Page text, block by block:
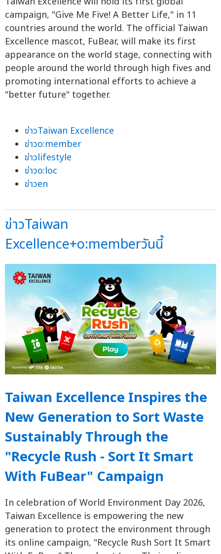
campaign, "Give Me Five! A Better Life," in 11
countries around the world. The official Taiwan
Excellence mascot, FuBear, will make its first
appearance on the world stage, connecting with
people around the world through high fives and
promoting international efforts to achieve a
"better future" together.
ข่าวTaiwan Excellence
ข่าวo:member
ข่าวlifestyle
ข่าวo:loc
ข่าวen
ข่าวTaiwan
Excellence+o:memberวันนี้
Taiwan Excellence Inspires the
New Generation to Sort Waste
Sustainably Through the
"Recycle Rush - Sort It Smart
With FuBear" Campaign
In celebration of World Environment Day 2026,
Taiwan Excellence is empowering the new
generation to protect the environment through
its online campaign, "Recycle Rush Sort It Smart